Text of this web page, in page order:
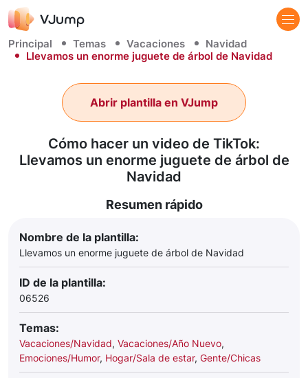
Principal Temas Vacaciones
Navidad
Llevamos un enorme juguete de árbol de Navidad
Cómo hacer un video de TikTok:
Llevamos un enorme juguete de árbol de
Navidad
Abrir plantilla en VJump
Resumen rápido
Nombre de la plantilla:
Llevamos un enorme juguete de árbol de Navidad
ID de la plantilla:
06526
Temas:
Vacaciones/Navidad, Vacaciones/Año Nuevo,
Emociones/Humor, Hogar/Sala de estar, Gente/Chicas